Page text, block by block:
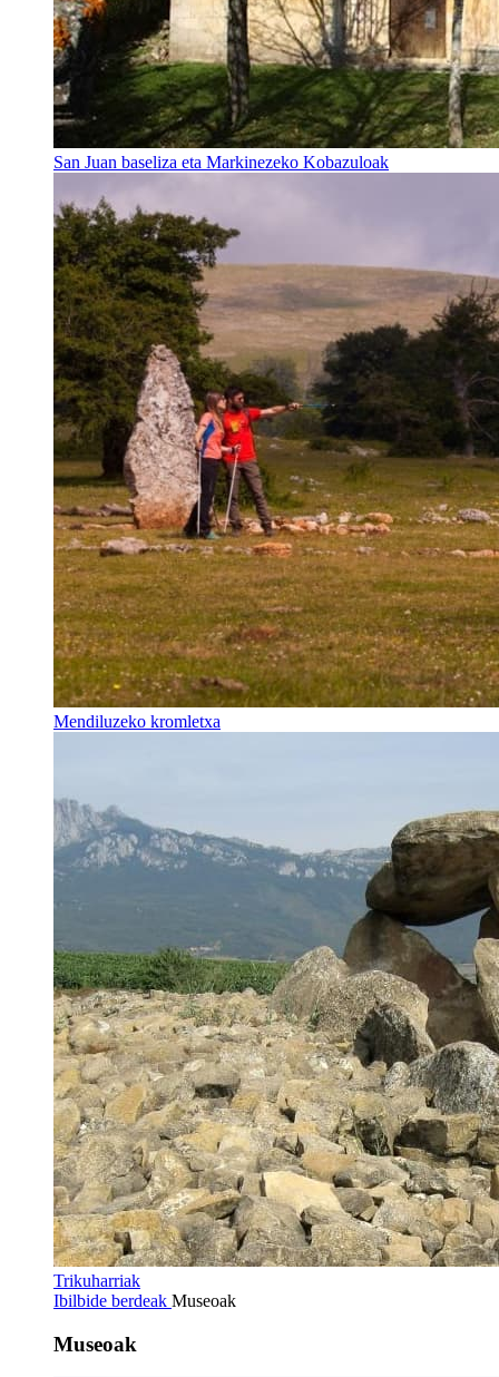
San Juan baseliza eta Markinezeko Kobazuloak
Mendiluzeko kromletxa
Trikuharriak
Ibilbide berdeak Museoak
Museoak